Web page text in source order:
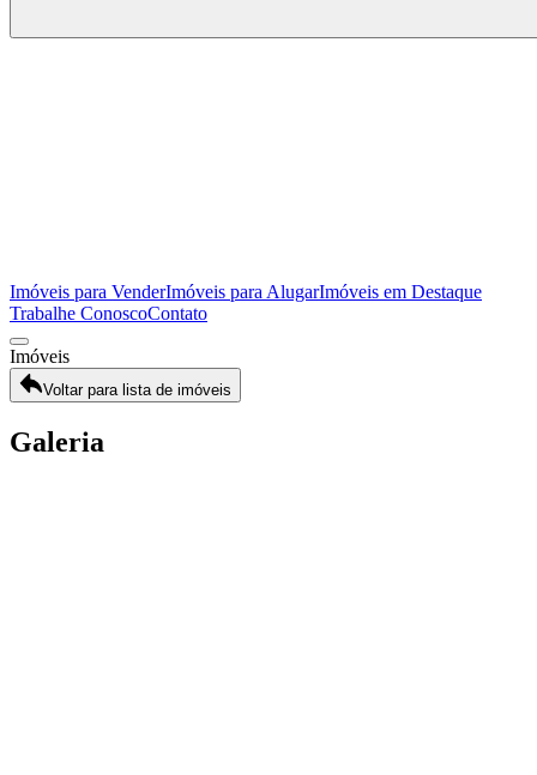
Imóveis para VenderImóveis para AlugarImóveis em Destaque
Trabalhe ConoscoContato
Imóveis
Voltar para lista de imóveis
Galeria